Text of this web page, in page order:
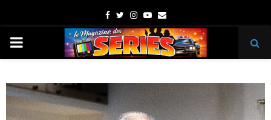
Facebook
TwitterInstagram
Youtube
Email
PRIMARY